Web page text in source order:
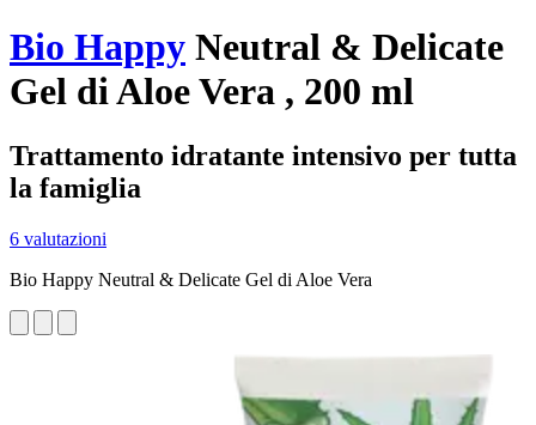
Bio Happy Neutral & Delicate
Gel di Aloe Vera , 200 ml
Trattamento idratante intensivo per tutta
la famiglia
6 valutazioni
Bio Happy Neutral & Delicate Gel di Aloe Vera